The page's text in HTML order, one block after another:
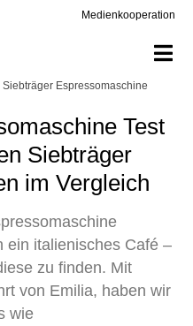
Medienkooperation
Siebträger Espressomaschine
Siebträger
im Vergleich
ein italienisches Café –
zu finden. Mit
von Emilia, haben wir
wie